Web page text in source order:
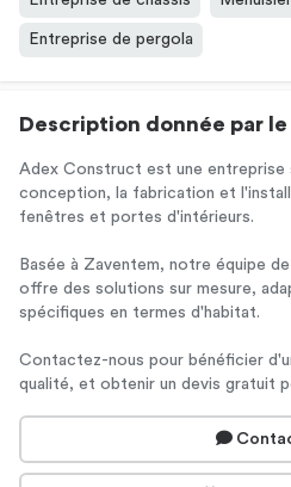
Entreprise de pergola
Description donnée par le
Adex Construct est une entreprise
conception, la fabrication et
fenêtres et portes d'intérieurs.
Basée à Zaventem, notre équipe
offre des solutions sur mesure,
spécifiques en termes d'habitat.
Contactez-nous pour bénéficier
qualité, et obtenir un devis gratuit